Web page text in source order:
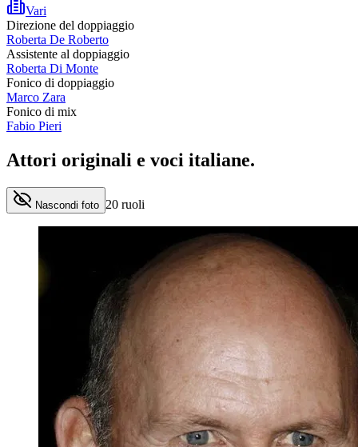
Vari
Direzione del doppiaggio
Roberta De Roberto
Assistente al doppiaggio
Roberta Di Monte
Fonico di doppiaggio
Marco Zara
Fonico di mix
Fabio Pieri
Attori originali e voci italiane.
Nascondi foto 20 ruoli